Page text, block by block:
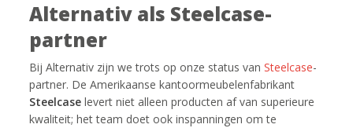
Alternativ als Steelcase-
partner
Bij Alternativ zijn we trots op onze status vanSteelcase-
partner. De Amerikaanse kantoormeubelenfabrikant
Steelcase levert niet alleen producten af van superieure
kwaliteit; het team doet ook inspanningen om te